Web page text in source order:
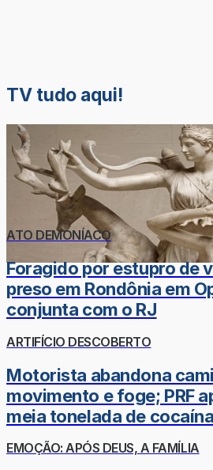
TV tudo aqui!
ATO DEMONÍACO
Foragido por estupro de
preso em Rondônia em
conjunta com o RJ
ARTIFÍCIO DESCOBERTO
Motorista abandona
movimento e foge; PRF
meia tonelada de cocaína
EMOÇÃO: APÓS DEUS, A FAMÍLIA